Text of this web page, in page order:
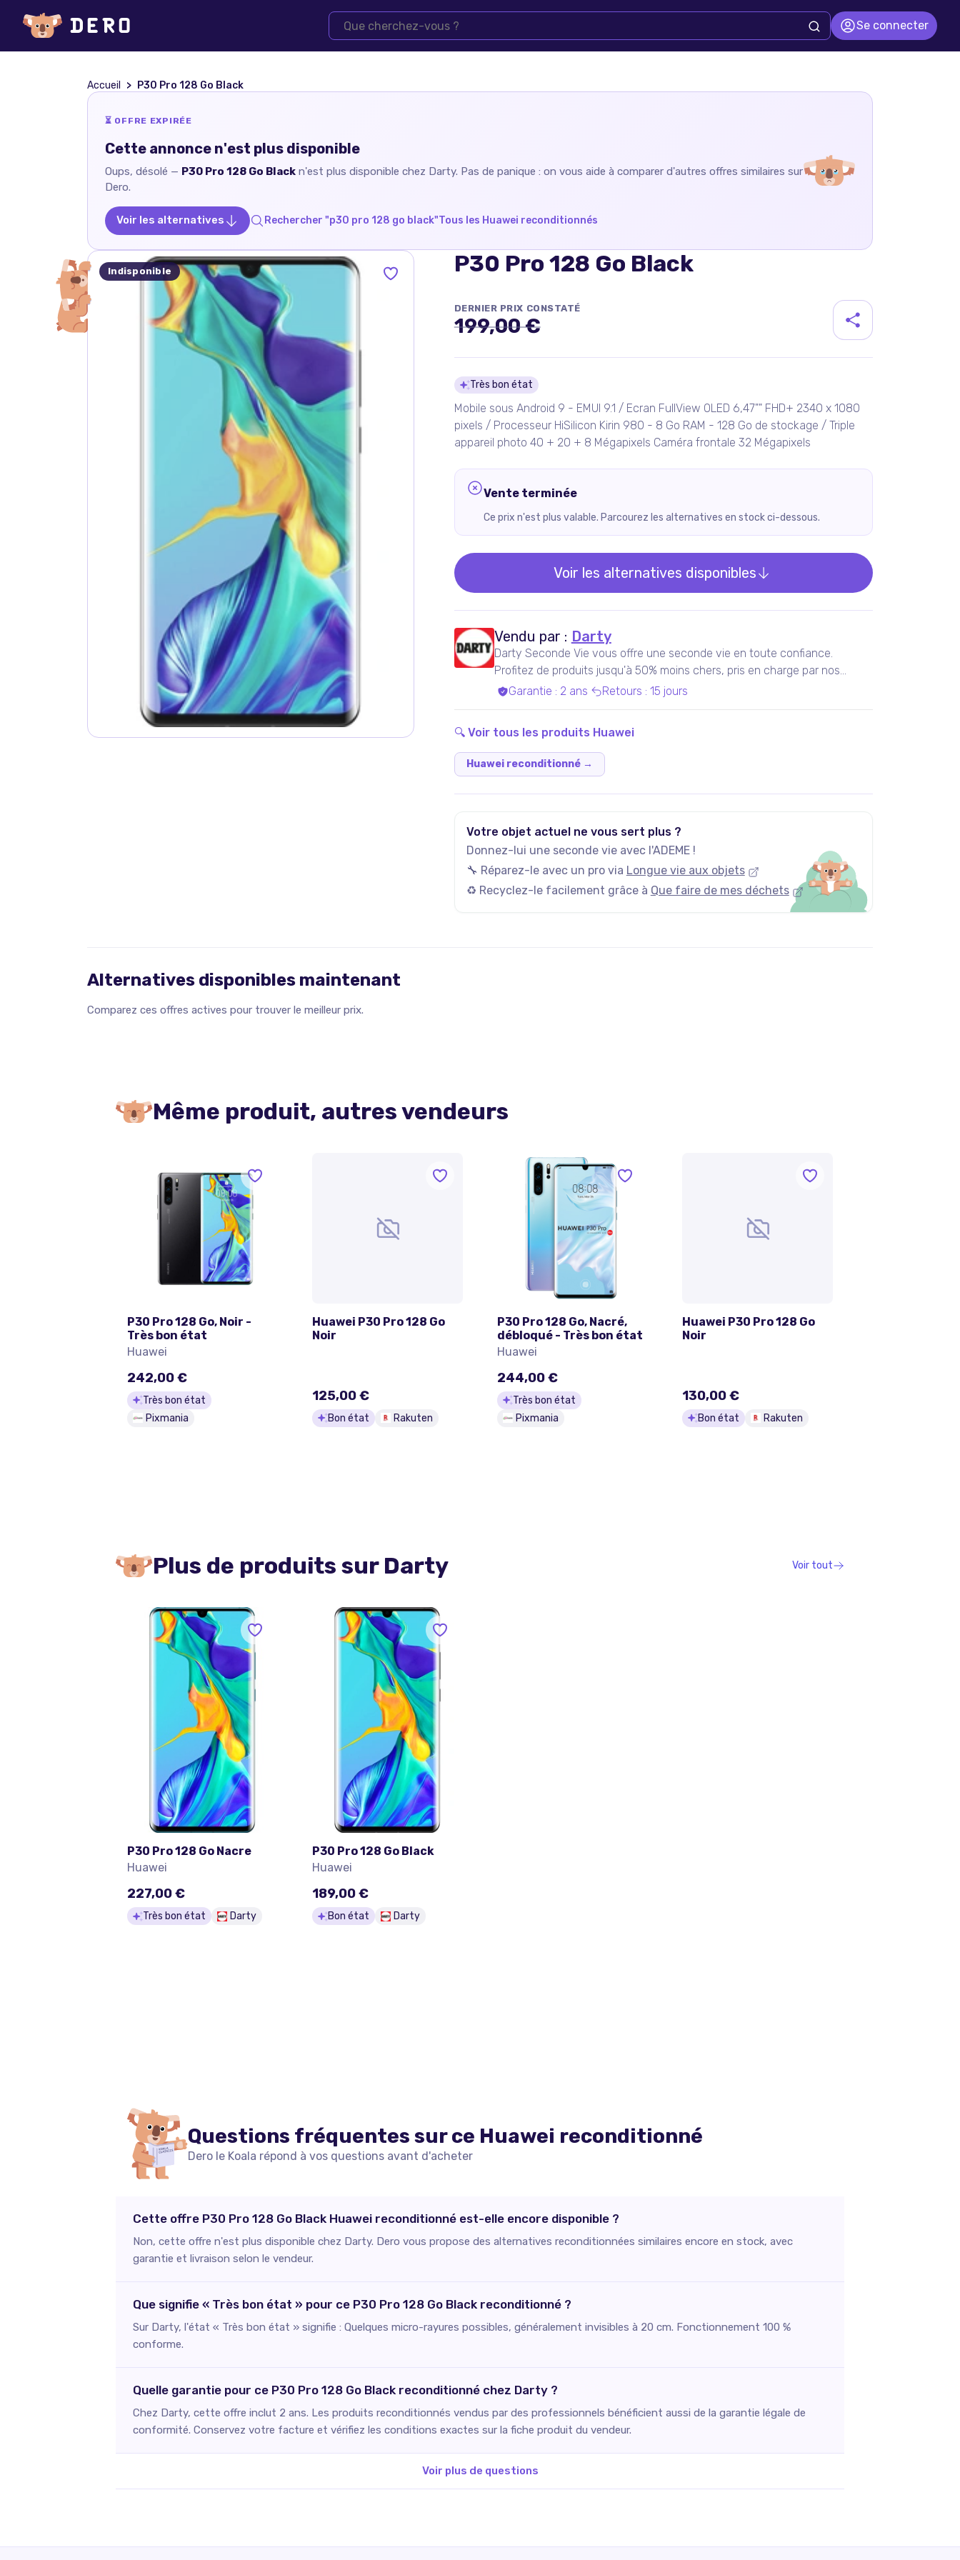
Se connecter
Accueil P30 Pro 128 Go Black
⏳ OFFRE EXPIRÉE
Cette annonce n'est plus disponible
Oups, désolé — P30 Pro 128 Go Black n'est plus disponible chez Darty. Pas de panique : on vous aide à comparer d'autres offres similaires sur
Dero.
Voir les alternatives Rechercher "p30 pro 128 go black"Tous les Huawei reconditionnés
Indisponible P30 Pro 128 Go Black
DERNIER PRIX CONSTATÉ
199,00 €
Détails du produit
Très bon état
Mobile sous Android 9 - EMUI 9.1 / Ecran FullView OLED 6,47"" FHD+ 2340 x 1080
pixels / Processeur HiSilicon Kirin 980 - 8 Go RAM - 128 Go de stockage / Triple
appareil photo 40 + 20 + 8 Mégapixels Caméra frontale 32 Mégapixels
Vente terminée
Ce prix n'est plus valable. Parcourez les alternatives en stock ci-dessous.
Voir les alternatives disponibles
Vendu par : Darty
Darty Seconde Vie vous offre une seconde vie en toute confiance.
Profitez de produits jusqu'à 50% moins chers, pris en charge par nos
experts qualifiés, dans nos ateliers en France ou chez nos partenaires.
Garantie : 2 ans Retours : 15 jours
🔍 Voir tous les produits Huawei
Huawei reconditionné→
Votre objet actuel ne vous sert plus ?
Donnez-lui une seconde vie avec l'ADEME !
🔧 Réparez-le avec un pro via Longue vie aux objets
♻️ Recyclez-le facilement grâce à Que faire de mes déchets
Alternatives disponibles maintenant
Comparez ces offres actives pour trouver le meilleur prix.
Même produit, autres vendeurs
P30 Pro 128 Go, Noir -
Très bon état
Huawei
242,00 €
Très bon état
Pixmania
Huawei P30 Pro 128 Go
Noir
125,00 €
Bon état Rakuten
P30 Pro 128 Go, Nacré,
débloqué - Très bon état
Huawei
244,00 €
Très bon état
Pixmania
Huawei P30 Pro 128 Go
Noir
130,00 €
Bon état Rakuten
Plus de produits sur Darty Voir tout
P30 Pro 128 Go Nacre
Huawei
227,00 €
Très bon état Darty
P30 Pro 128 Go Black
Huawei
189,00 €
Bon état Darty
Questions fréquentes sur ce Huawei reconditionné
Dero le Koala répond à vos questions avant d'acheter
Cette offre P30 Pro 128 Go Black Huawei reconditionné est-elle encore disponible ?
Non, cette offre n'est plus disponible chez Darty. Dero vous propose des alternatives reconditionnées similaires encore en stock, avec
garantie et livraison selon le vendeur.
Que signifie « Très bon état » pour ce P30 Pro 128 Go Black reconditionné ?
Sur Darty, l'état « Très bon état » signifie : Quelques micro-rayures possibles, généralement invisibles à 20 cm. Fonctionnement 100 %
conforme.
Quelle garantie pour ce P30 Pro 128 Go Black reconditionné chez Darty ?
Chez Darty, cette offre inclut 2 ans. Les produits reconditionnés vendus par des professionnels bénéficient aussi de la garantie légale de
conformité. Conservez votre facture et vérifiez les conditions exactes sur la fiche produit du vendeur.
Voir plus de questions